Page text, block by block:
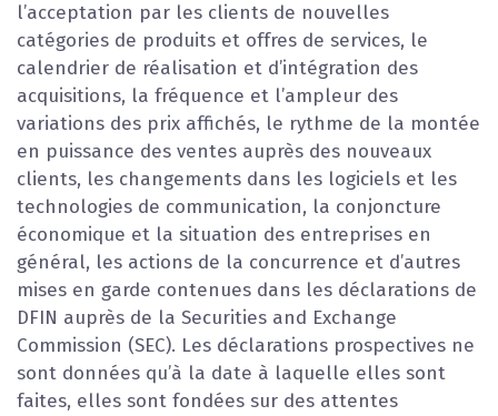
l’acceptation par les clients de nouvelles
catégories de produits et offres de services, le
calendrier de réalisation et d’intégration des
acquisitions, la fréquence et l’ampleur des
variations des prix affichés, le rythme de la montée
en puissance des ventes auprès des nouveaux
clients, les changements dans les logiciels et les
technologies de communication, la conjoncture
économique et la situation des entreprises en
général, les actions de la concurrence et d’autres
mises en garde contenues dans les déclarations de
DFIN auprès de la Securities and Exchange
Commission (SEC). Les déclarations prospectives ne
sont données qu’à la date à laquelle elles sont
faites, elles sont fondées sur des attentes